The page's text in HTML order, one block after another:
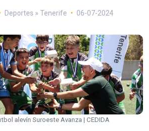
Deportes » Tenerife 06-07-2024
alevín Suroeste Avanza | CEDIDA